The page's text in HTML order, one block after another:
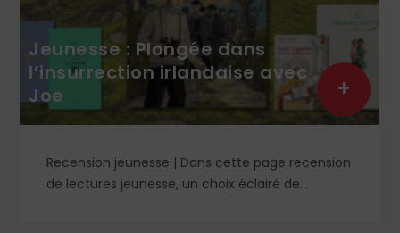
Jeunesse : Plongée dans
l’insurrection irlandaise avec
Joe
Recension jeunesse | Dans cette page recension
de lectures jeunesse, un choix éclairé de
+